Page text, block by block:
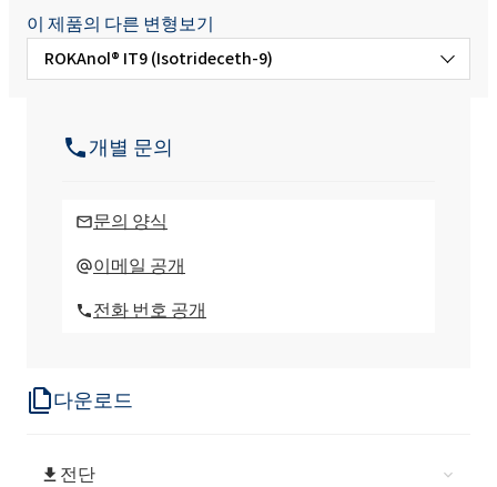
다운로드
전단
이 제품의 다른 변형보기
ROKAnol® IT9 (Isotrideceth-9)
ROKAnol® IT12W (Isotrideceth-12)
ROKAnol®IT15 (C13 알코올, 에톡실화)
개별 문의
문의 양식
이메일 공개
전화 번호 공개